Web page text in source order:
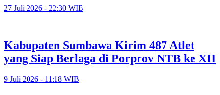
27 Juli 2026 - 22:30 WIB
Kabupaten Sumbawa Kirim 487 Atlet
yang Siap Berlaga di Porprov NTB ke XII
9 Juli 2026 - 11:18 WIB